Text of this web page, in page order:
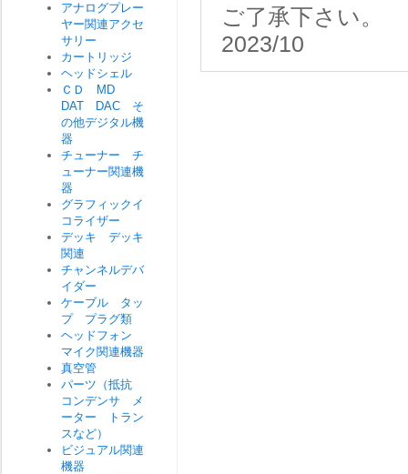
ご了承下さい。
2023/10
アナログプレー
ヤー関連アクセ
サリー
カートリッジ
ヘッドシェル
ＣＤ MD
DAT DAC そ
の他デジタル機
器
チューナー チ
ューナー関連機
器
グラフィックイ
コライザー
デッキ デッキ
関連
チャンネルデバ
イダー
ケーブル タッ
プ プラグ類
ヘッドフォン
マイク関連機器
真空管
パーツ（抵抗
コンデンサ メ
ーター トラン
スなど）
ビジュアル関連
機器